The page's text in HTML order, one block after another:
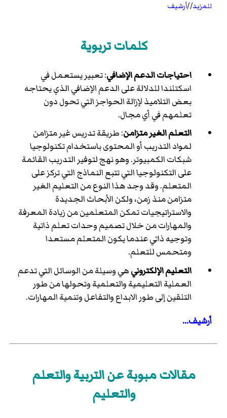
للمزيد//أرشيف
كلمات تربوية
احتياجات الدعم الإضافي: تعبير يستعمل في
اسكتلندا للدلالة على الدعم الإضافي الذي يحتاجه
بعض التلاميذ لإزالة الحواجز التي تحول دون
تعلمهم في أي مجال.
التعلم الغير متزامن: طريقة تدريس غير متزامن
لمواد التدريب أو المحتوى باستخدام تكنولوجيا
شبكات الكمبيوتر. وهو نهج لتوفير التدريب القائمة
على التكنولوجيا التي تتبع النماذج التي تركز على
المتعلم. وقد وجد هذا النوع من التعليم الغير
متزامن منذ زمن، ولكن الأبحاث الجديدة
والاستراتيجيات تمكن المتعلمين من زيادة المعرفة
والمهارات من خلال تصميم وحدات تعلم ذاتية
وتوجيه ذاتي عندما يكون المتعلم مستعدا
ومتحمس للتعلم.
التعليم الإلكترونيهي وسيلة من الوسائل التي تدعم
العملية التعليمية والتعلمية وتحولها من طور
التلقين إلى طور الابداع والتفاعل وتنمية المهارات.
أرشيف...
مقالات مبوبة عن التربية والتعلم
والتعليم